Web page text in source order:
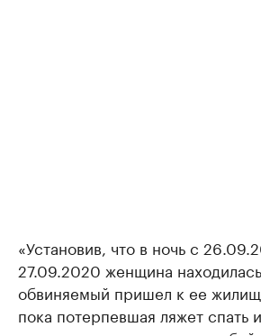
«Установив, что в ночь с
27.09.2020 женщина
обвиняемый пришел к ее
пока потерпевшая ляжет спать